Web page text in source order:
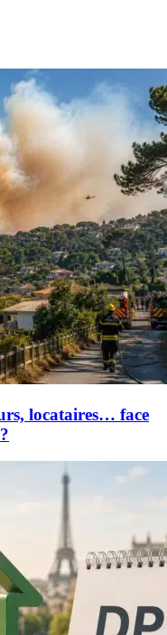
locataires… face